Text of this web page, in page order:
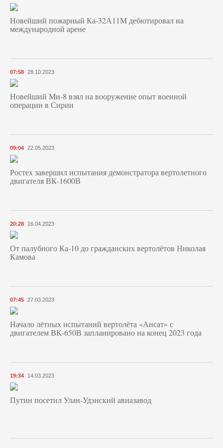
Новейший пожарный Ка-32А11М дебютировал на
международной арене
07:58 28.10.2023
Новейший Ми-8 взял на вооружение опыт военной
операции в Сирии
09:04 22.05.2023
Ростех завершил испытания демонстратора вертолетного
двигателя ВК-1600В
20:28 16.04.2023
От палубного Ка-10 до гражданских вертолётов Николая
Камова
07:45 27.03.2023
Начало лётных испытаний вертолёта «Ансат» с
двигателем ВК-650В запланировано на конец 2023 года
19:34 14.03.2023
Путин посетил Улан-Удэнский авиазавод